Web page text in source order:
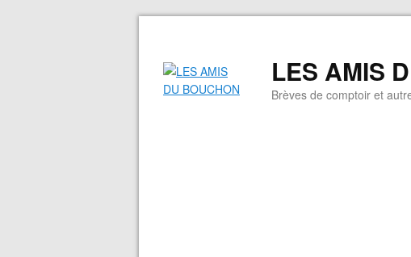
LES AMIS
Brèves de comptoir et